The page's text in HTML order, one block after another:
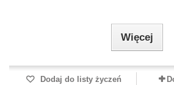
Więcej
Dodaj do listy życzeń